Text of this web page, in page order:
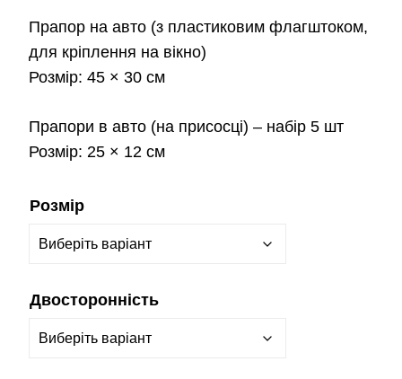
Прапор на авто (з пластиковим флагштоком,
для кріплення на вікно)
Розмір: 45 × 30 см
Прапори в авто (на присосці) – набір 5 шт
Розмір: 25 × 12 см
Розмір
Двосторонність